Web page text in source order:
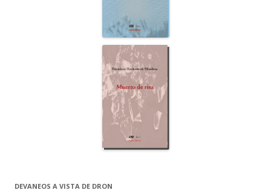
DEVANEOS A VISTA DE DRON